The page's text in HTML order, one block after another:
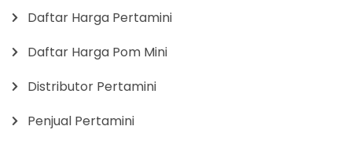
Daftar Harga Pertamini
Daftar Harga Pom Mini
Distributor Pertamini
Penjual Pertamini